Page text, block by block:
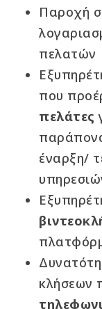
Παροχή
πελατών
που
πελάτες
έναρξη/
κλήσεων